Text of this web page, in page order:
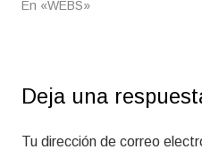
En «WEBS»
Deja una
Tu dirección de correo